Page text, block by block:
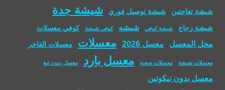
شيشة تفاحتين شيشة توصيل فوري شيشة جدة
شيشة زجاج شيشة كوفي شيشه كوفي شيشة كوفي معسلات
محل المعسل معسل 2026 معسلات معسلات الفاخر
معسلات شيشة معسلات صحية معسل بارد معسل بدون تبغ
معسل بدون نيكوتين